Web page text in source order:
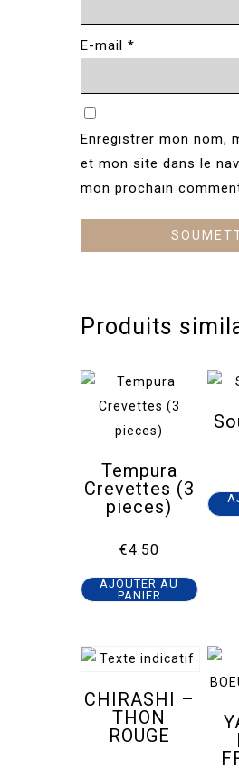
E-mail *
Enregistrer mon nom,
et mon site dans le
mon prochain
Produits
Tempura
Crevettes (3
pieces)
€4.50
AJOUTER AU
PANIER
CHIRASHI –
THON
ROUGE